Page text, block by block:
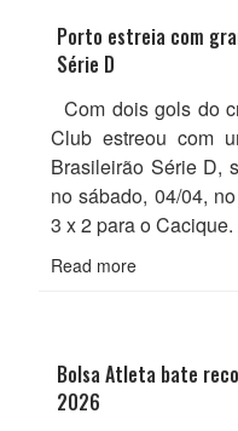
Porto estreia com
Série D
Com dois gols do
Club estreou com
Brasileirão Série D,
no sábado, 04/04,
3 x 2 para o
Read more
Bolsa Atleta bate
2026